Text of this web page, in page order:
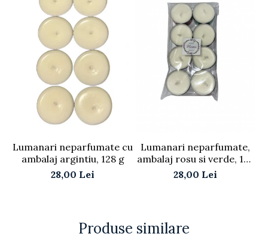
Lumanari neparfumate cu
ambalaj argintiu, 128 g
28,00 Lei
Lumanari neparfumate,
ambalaj rosu si verde, 128
g
28,00 Lei
Produse similare